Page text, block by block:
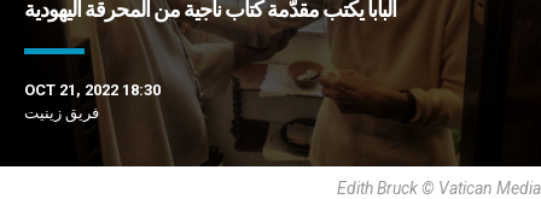
البابا يكتب مقدّمة كتاب ناجية من المحرقة اليهودية
OCT 21, 2022 18:30
فريق زينيت
Edith Bruck © Vatican Media